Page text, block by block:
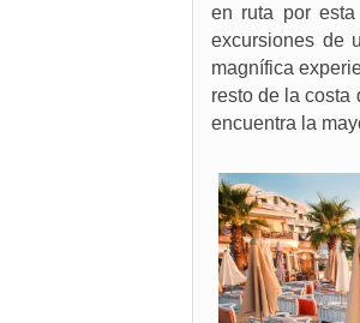
en ruta por
excursiones de
magnífica
resto de la costa
encuentra la